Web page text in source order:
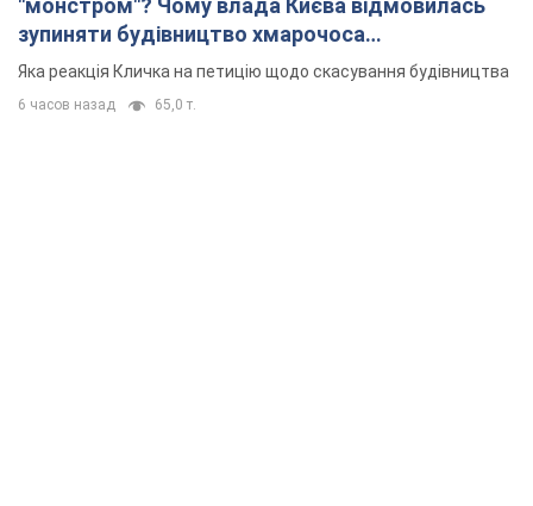
"монстром"? Чому влада Києва відмовилась
зупиняти будівництво хмарочоса
"московського вірянина"
Яка реакція Кличка на петицію щодо скасування будівництва
6 часов назад 65,0 т.